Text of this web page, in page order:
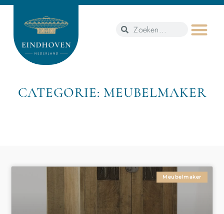
CATEGORIE: MEUBELMAKER
Meubelmaker